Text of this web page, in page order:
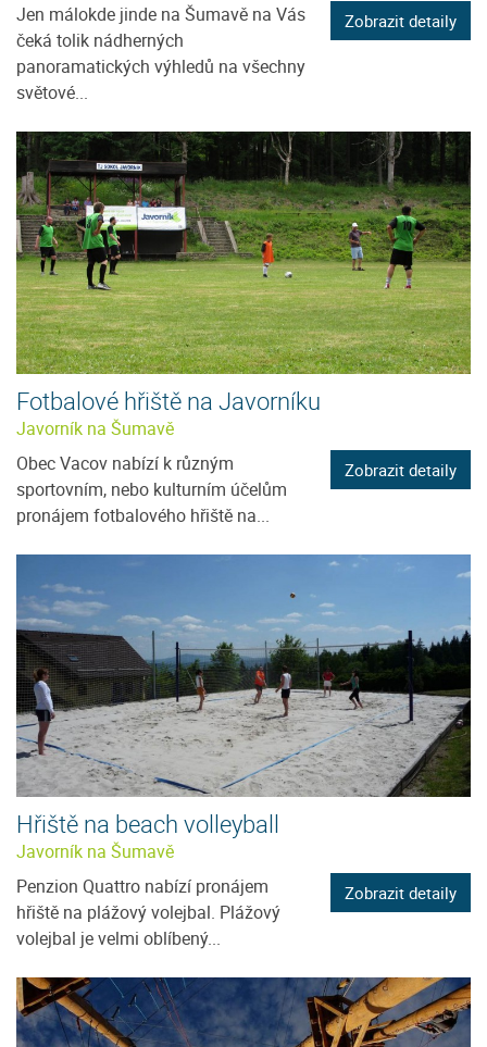
Jen málokde jinde na Šumavě na Vás
čeká tolik nádherných
panoramatických výhledů na všechny
světové...
Zobrazit detaily
Fotbalové hřiště na Javorníku
Javorník na Šumavě
Obec Vacov nabízí k různým
sportovním, nebo kulturním účelům
pronájem fotbalového hřiště na...
Zobrazit detaily
Hřiště na beach volleyball
Javorník na Šumavě
Penzion Quattro nabízí pronájem
hřiště na plážový volejbal. Plážový
volejbal je velmi oblíbený...
Zobrazit detaily